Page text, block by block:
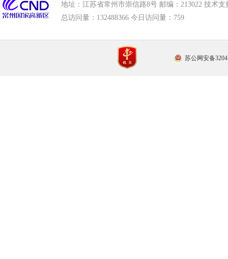
地址：江苏省常州市崇信路8号 邮编：213022 技术支
总访问量： 132488366 今日访问量： 759
苏公网安备